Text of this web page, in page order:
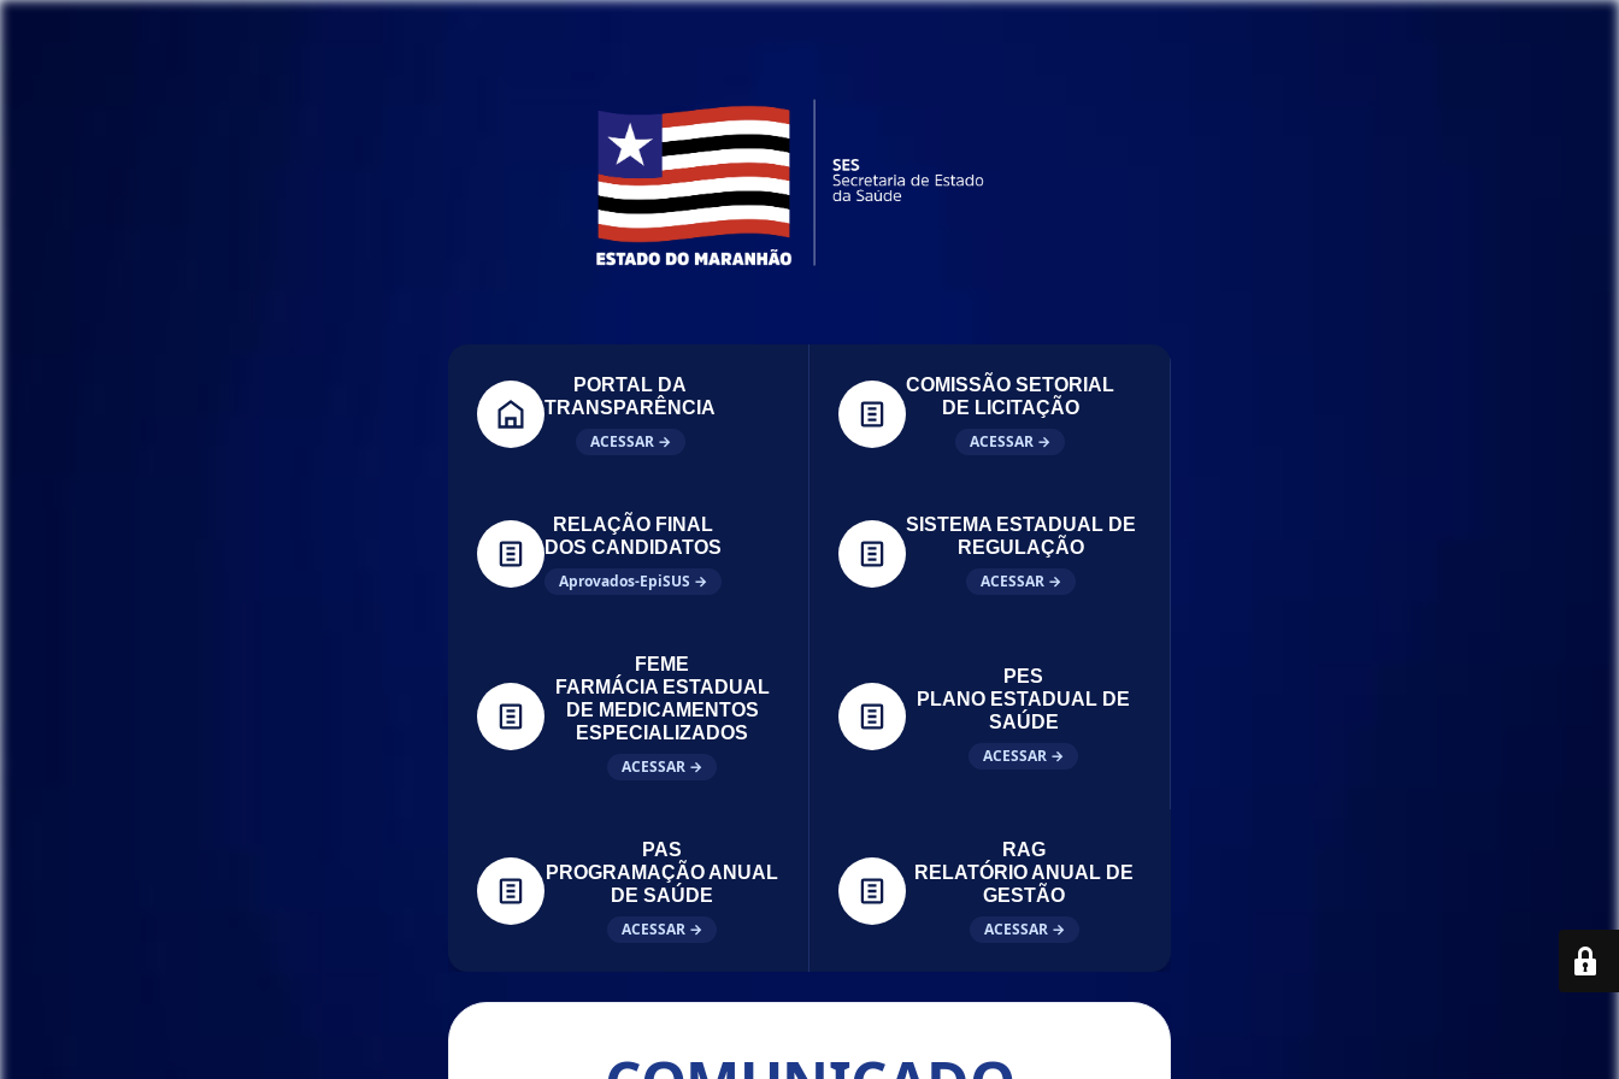
PORTAL DA
TRANSPARÊNCIA
ACESSAR →
COMISSÃO SETORIAL
DE LICITAÇÃO
ACESSAR →
RELAÇÃO FINAL
DOS CANDIDATOS
Aprovados-EpiSUS →
SISTEMA ESTADUAL DE
REGULAÇÃO
ACESSAR →
FEME
FARMÁCIA ESTADUAL
DE MEDICAMENTOS
ESPECIALIZADOS
ACESSAR →
PES
PLANO ESTADUAL DE
SAÚDE
ACESSAR →
PAS
PROGRAMAÇÃO ANUAL
DE SAÚDE
ACESSAR →
RAG
RELATÓRIO ANUAL DE
GESTÃO
ACESSAR →